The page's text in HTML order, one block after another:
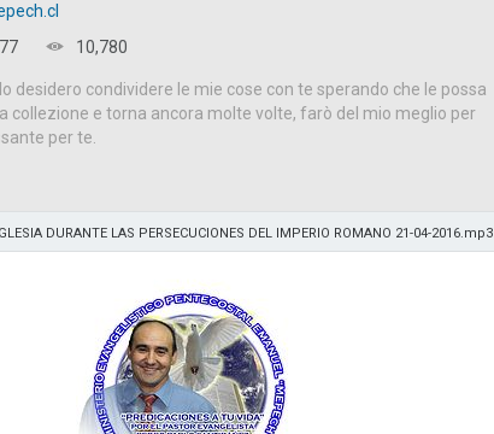
10,780
desidero condividere le mie cose con te sperando che le possa
collezione e torna ancora molte volte, farò del mio meglio per
per te.
DURANTE LAS PERSECUCIONES DEL IMPERIO ROMANO 21-04-2016.mp3